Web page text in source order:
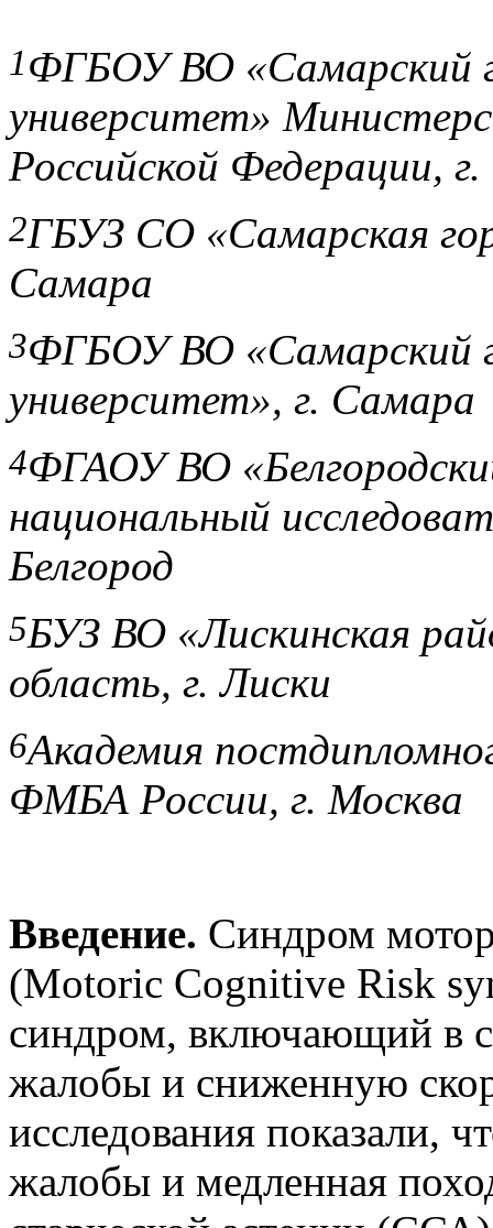
1ФГБОУ ВО «Самарский
университет»
Российской Федерации,
2ГБУЗ СО «Самарская
Самара
3ФГБОУ ВО «Самарский
университет», г. Самара
4ФГАОУ ВО
национальный
Белгород
5БУЗ ВО «Лискинская
область, г. Лиски
6Академия
ФМБА России, г. Москва
Введение. Синдром
(Motoric Cognitive Risk
синдром, включающий в
жалобы и сниженную
исследования показали,
жалобы и медленная